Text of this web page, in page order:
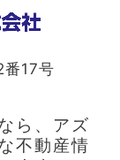
番17号
ら、アズ
不動産情